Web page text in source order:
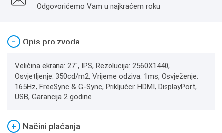
Odgovorićemo Vam u najkraćem roku
− Opis proizvoda
Veličina ekrana: 27", IPS, Rezolucija: 2560X1440,
Osvjetljenje: 350cd/m2, Vrijeme odziva: 1ms, Osvježenje:
165Hz, FreeSync & G-Sync, Priključci: HDMI, DisplayPort,
USB, Garancija 2 godine
+
Načini plaćanja